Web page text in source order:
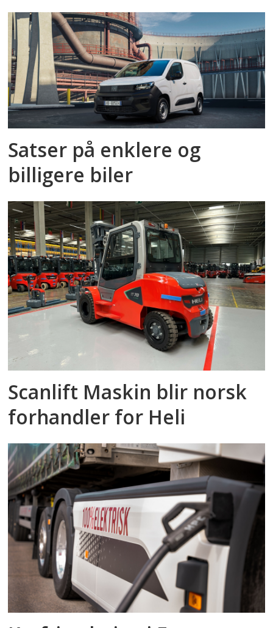
Satser på enklere og
billigere biler
Scanlift Maskin blir norsk
forhandler for Heli